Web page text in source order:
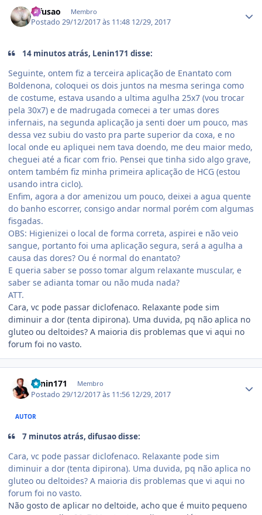
difusao Membro
Postado29/12/2017 às 11:48 12/29, 2017
14 minutos atrás, Lenin171 disse:
Seguinte, ontem fiz a terceira aplicação de Enantato com
Boldenona, coloquei os dois juntos na mesma seringa como
de costume, estava usando a ultima agulha 25x7 (vou trocar
pela 30x7) e de madrugada comecei a ter umas dores
infernais, na segunda aplicação ja senti doer um pouco, mas
dessa vez subiu do vasto pra parte superior da coxa, e no
local onde eu apliquei nem tava doendo, me deu maior medo,
cheguei até a ficar com frio. Pensei que tinha sido algo grave,
ontem também fiz minha primeira aplicação de HCG (estou
usando intra ciclo).
Enfim, agora a dor amenizou um pouco, deixei a agua quente
do banho escorrer, consigo andar normal porém com algumas
fisgadas.
OBS: Higienizei o local de forma correta, aspirei e não veio
sangue, portanto foi uma aplicação segura, será a agulha a
causa das dores? Ou é normal do enantato?
E queria saber se posso tomar algum relaxante muscular, e
saber se adianta tomar ou não muda nada?
ATT.
Cara, vc pode passar diclofenaco. Relaxante pode sim
diminuir a dor (tenta dipirona). Uma duvida, pq não aplica no
gluteo ou deltoides? A maioria dis problemas que vi aqui no
forum foi no vasto.
Lenin171 Membro
Postado29/12/2017 às 11:56 12/29, 2017
AUTOR
7 minutos atrás, difusao disse:
Cara, vc pode passar diclofenaco. Relaxante pode sim
diminuir a dor (tenta dipirona). Uma duvida, pq não aplica no
gluteo ou deltoides? A maioria dis problemas que vi aqui no
forum foi no vasto.
Não gosto de aplicar no deltoide, acho que é muito pequeno